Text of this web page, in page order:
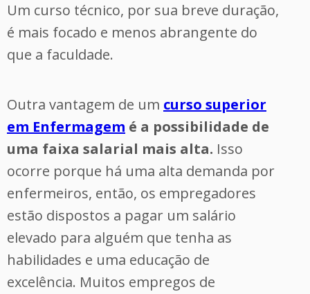
Um curso técnico, por sua breve duração,
é mais focado e menos abrangente do
que a faculdade.
Outra vantagem de um curso superior
em Enfermagem é a possibilidade de
uma faixa salarial mais alta. Isso
ocorre porque há uma alta demanda por
enfermeiros, então, os empregadores
estão dispostos a pagar um salário
elevado para alguém que tenha as
habilidades e uma educação de
excelência. Muitos empregos de